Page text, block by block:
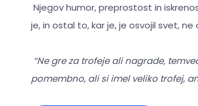
Njegov humor, preprostost in
je, in ostal to, kar je, je osvojil svet,
“Ne gre za trofeje ali nagrade,
pomembno, ali si imel veliko trofej,